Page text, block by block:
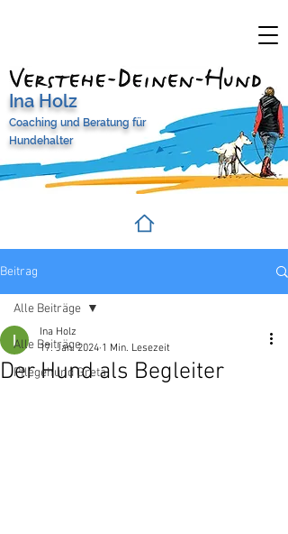
Ina Holz
Coaching und Beratung für
Hundehalter
Beitrag
Alle Beiträge
Pflegehund Greta
Alle Beiträge
Der Hund als Begleiter
Ina Holz
17. Jan. 2024 1 Min. Lesezeit